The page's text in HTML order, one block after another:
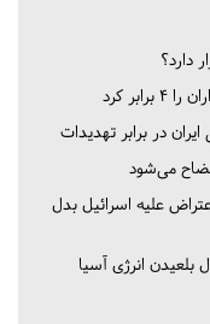
دارد؟
در برابر تهدیدات
می‌شود
علیه اسرائیل بدل
انرژی آسیا